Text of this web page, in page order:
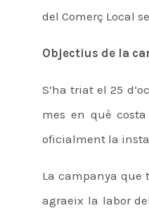
del Comerç Local
Objectius de la
S’ha triat el 25
mes en què
oficialment la
La campanya que
agraeix la labor